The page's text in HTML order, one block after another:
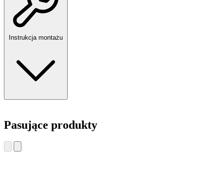
Instrukcja montażu
Pasujące produkty